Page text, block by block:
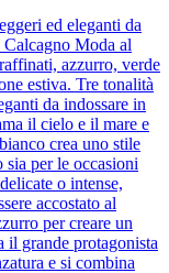
ed eleganti da
Moda al
azzurro, verde
estiva. Tre tonalità
da indossare in
il cielo e il mare e
crea uno stile
per le occasioni
o intense,
accostato al
per creare un
il grande protagonista
e si combina